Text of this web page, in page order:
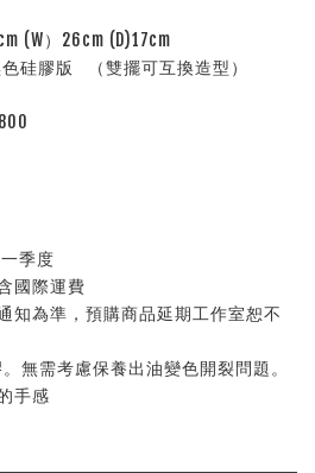
(W）26cm (D)17cm
硅膠版   （雙擺可互換造型）
季度
國際運費
知為準，預購商品延期工作室恕不
無需考慮保養出油變色開裂問題。
手感